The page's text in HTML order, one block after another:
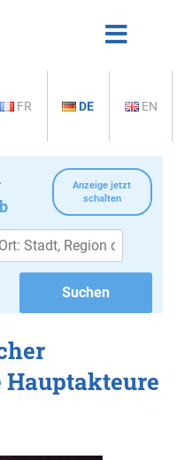
FR DE EN
Anzeige jetzt
schalten